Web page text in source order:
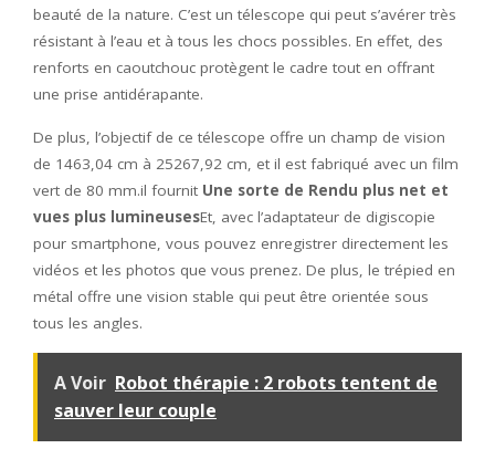
beauté de la nature. C’est un télescope qui peut s’avérer très
résistant à l’eau et à tous les chocs possibles. En effet, des
renforts en caoutchouc protègent le cadre tout en offrant
une prise antidérapante.
De plus, l’objectif de ce télescope offre un champ de vision
de 1463,04 cm à 25267,92 cm, et il est fabriqué avec un film
vert de 80 mm.il fournit Une sorte de Rendu plus net et
vues plus lumineusesEt, avec l’adaptateur de digiscopie
pour smartphone, vous pouvez enregistrer directement les
vidéos et les photos que vous prenez. De plus, le trépied en
métal offre une vision stable qui peut être orientée sous
tous les angles.
A Voir Robot thérapie : 2 robots tentent de
sauver leur couple